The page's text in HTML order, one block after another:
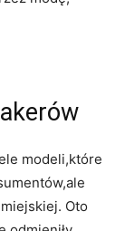
modeli,które
Oto